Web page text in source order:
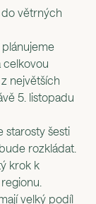
do větrných
celkovou
největších
5. listopadu
starosty šesti
rozkládat.
krok k
velký podíl